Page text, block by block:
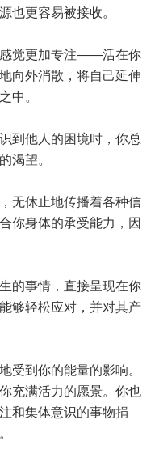
也更容易被接收。
感觉更加专注——活在你
向外消散，将自己延伸
中。
到他人的困境时，你总
渴望。
无休止地传播着各种信
你身体的承受能力，因
的事情，直接呈现在你
够轻松应对，并对其产
受到你的能量的影响。
充满活力的愿景。你也
和集体意识的事物捐